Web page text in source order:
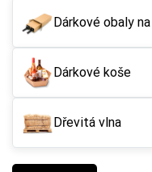
Dárkové obaly
Dárkové koše
Dřevitá vlna
FSC® (Forest
použitý papír nebo
udržitelně
označením
s přírodními zdroji.